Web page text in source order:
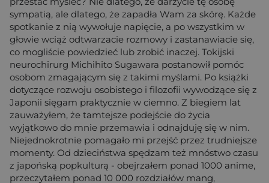
sympatią, ale dlatego, że zapadła Wam za skórę. Każde
spotkanie z nią wywołuje napięcie, a po wszystkim w
głowie wciąż odtwarzacie rozmowy i zastanawiacie się,
co mogliście powiedzieć lub zrobić inaczej. Tokijski
neurochirurg Michihito Sugawara postanowił pomóc
osobom zmagającym się z takimi myślami. Po książki
dotyczące rozwoju osobistego i filozofii wywodzące się z
Japonii sięgam praktycznie w ciemno. Z biegiem lat
zauważyłem, że tamtejsze podejście do życia
wyjątkowo do mnie przemawia i odnajduję się w nim.
Niejednokrotnie pomagało mi przejść przez trudniejsze
momenty. Od dzieciństwa spędzam też mnóstwo czasu
z japońską popkulturą - obejrzałem ponad 1000 anime,
przeczytałem ponad 10 000 rozdziałów mang,